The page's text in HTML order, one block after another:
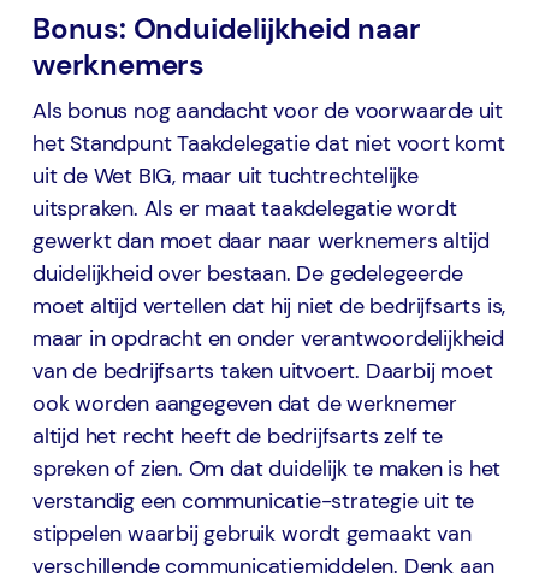
Bonus: Onduidelijkheid naar
werknemers
Als bonus nog aandacht voor de voorwaarde uit
het Standpunt Taakdelegatie dat niet voort komt
uit de Wet BIG, maar uit tuchtrechtelijke
uitspraken. Als er maat taakdelegatie wordt
gewerkt dan moet daar naar werknemers altijd
duidelijkheid over bestaan. De gedelegeerde
moet altijd vertellen dat hij niet de bedrijfsarts is,
maar in opdracht en onder verantwoordelijkheid
van de bedrijfsarts taken uitvoert. Daarbij moet
ook worden aangegeven dat de werknemer
altijd het recht heeft de bedrijfsarts zelf te
spreken of zien. Om dat duidelijk te maken is het
verstandig een communicatie-strategie uit te
stippelen waarbij gebruik wordt gemaakt van
verschillende communicatiemiddelen. Denk aan